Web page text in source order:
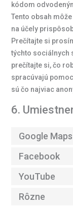
kódom
Tento obsah
na účely
Prečítajte si
týchto sociálnych
prečítajte si, čo
spracúvajú
sú čo najviac
6.
Google Maps
Facebook
YouTube
Rôzne